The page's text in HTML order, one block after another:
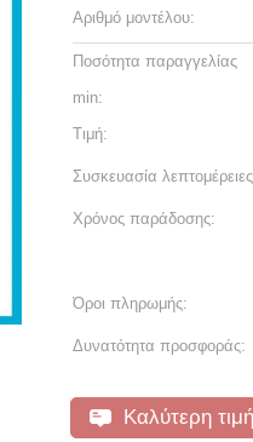
Αριθμό μοντέλου:
Ποσότητα παραγγελίας
min:
Τιμή:
Συσκευασία
Χρόνος παράδοσης:
Όροι πληρωμής:
Δυνατότητα προσφοράς:
Καλύτερη τιμή